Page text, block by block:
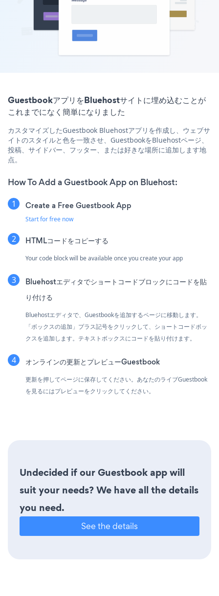
GuestbookアプリをBluehostサイトに埋め込むことが
これまでになく簡単になりました
カスタマイズしたGuestbook Bluehostアプリを作成し、ウェブサ
イトのスタイルと色を一致させ、GuestbookをBluehostページ、
投稿、サイドバー、フッター、または好きな場所に追加します地
点。
How To Add a Guestbook App on Bluehost:
Create a Free Guestbook App
Start for free now
HTMLコードをコピーする
Your code block will be available once you create your app
Bluehostエディタでショートコードブロックにコードを貼
り付ける
Bluehostエディタで、Guestbookを追加するページに移動します。
「ボックスの追加」プラス記号をクリックして、ショートコードボッ
クスを追加します。テキストボックスにコードを貼り付けます。
オンラインの更新とプレビューGuestbook
更新を押してページに保存してください。あなたのライブGuestbook
を見るにはプレビューをクリックしてください。
Undecided if our Guestbook app will
suit your needs? We have all the details
you need.
See the details